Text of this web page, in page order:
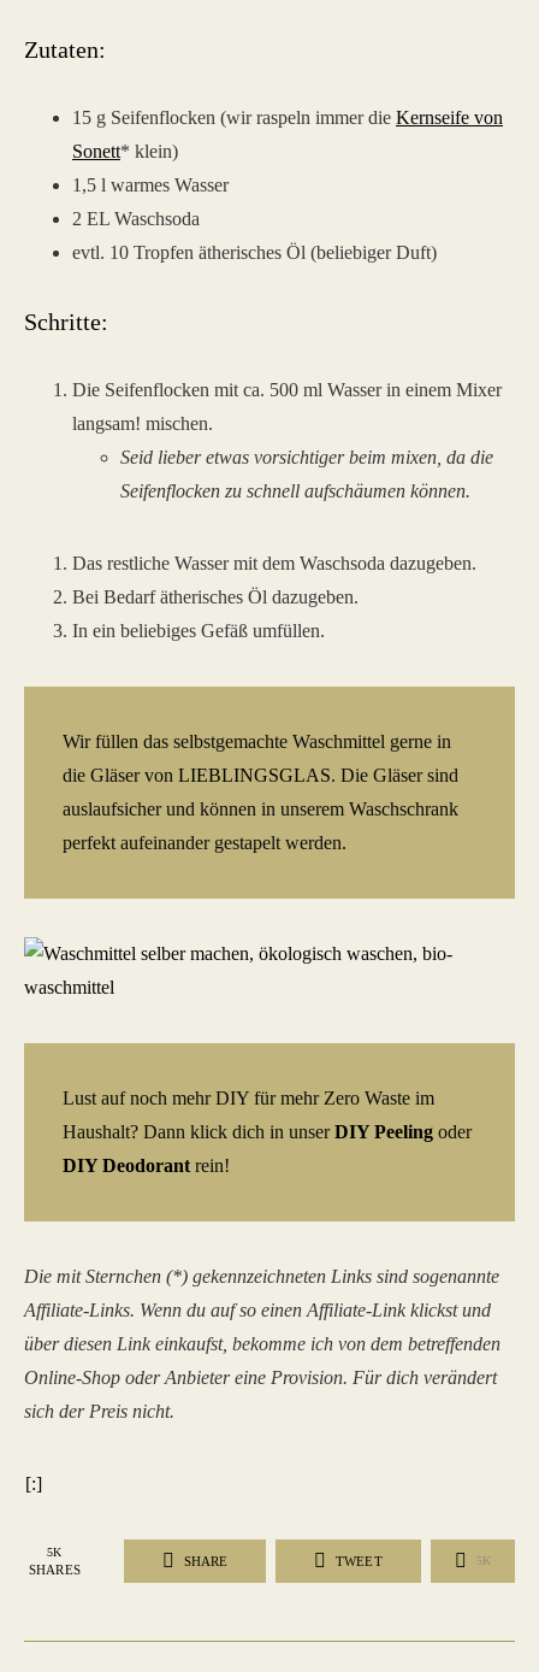
Zutaten:
15 g Seifenflocken (wir raspeln immer die Kernseife von
Sonett* klein)
1,5 l warmes Wasser
2 EL Waschsoda
evtl. 10 Tropfen ätherisches Öl (beliebiger Duft)
Schritte:
Die Seifenflocken mit ca. 500 ml Wasser in einem Mixer
langsam! mischen.
Seid lieber etwas vorsichtiger beim mixen, da die
Seifenflocken zu schnell aufschäumen können.
Das restliche Wasser mit dem Waschsoda dazugeben.
Bei Bedarf ätherisches Öl dazugeben.
In ein beliebiges Gefäß umfüllen.
Wir füllen das selbstgemachte Waschmittel gerne in
die Gläser von LIEBLINGSGLAS. Die Gläser sind
auslaufsicher und können in unserem Waschschrank
perfekt aufeinander gestapelt werden.
Lust auf noch mehr DIY für mehr Zero Waste im
Haushalt? Dann klick dich in unserDIY Peeling oder
DIY Deodorant rein!
Die mit Sternchen (*) gekennzeichneten Links sind sogenannte
Affiliate-Links. Wenn du auf so einen Affiliate-Link klickst und
über diesen Link einkaufst, bekomme ich von dem betreffenden
Online-Shop oder Anbieter eine Provision. Für dich verändert
sich der Preis nicht.
[:]
5K
SHARES
SHARE TWEET 5K